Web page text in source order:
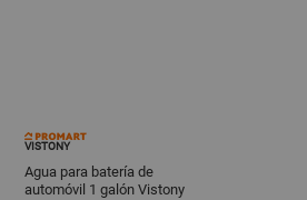
VISTONY
Agua para batería de
automóvil 1 galón Vistony